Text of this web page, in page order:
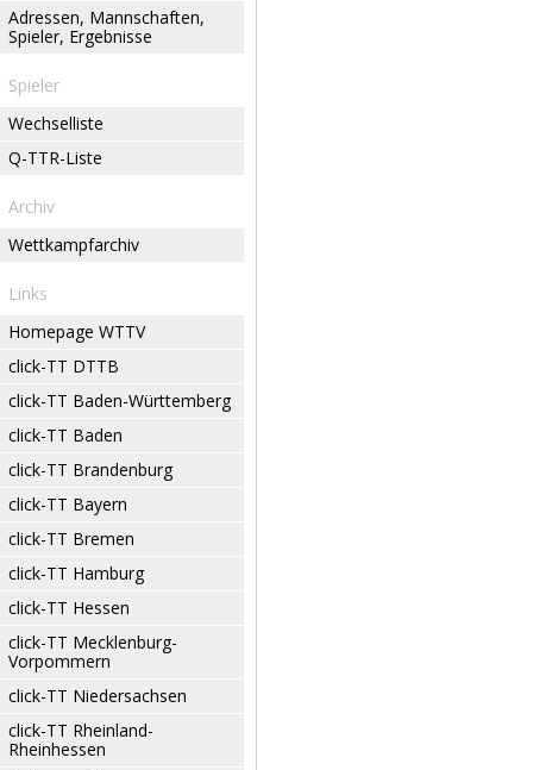
Adressen, Mannschaften,
Spieler, Ergebnisse
Spieler
Wechselliste
Q-TTR-Liste
Archiv
Wettkampfarchiv
Links
Homepage WTTV
click-TT DTTB
click-TT Baden-Württemberg
click-TT Baden
click-TT Brandenburg
click-TT Bayern
click-TT Bremen
click-TT Hamburg
click-TT Hessen
click-TT Mecklenburg-
Vorpommern
click-TT Niedersachsen
click-TT Rheinland-
Rheinhessen